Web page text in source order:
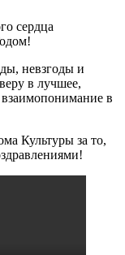
сердца
невзгоды и
в лучшее,
взаимопонимание в
Культуры за то,